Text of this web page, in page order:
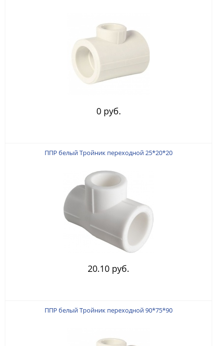
0 руб.
ППР белый Тройник переходной 25*20*20
20.10 руб.
ППР белый Тройник переходной 90*75*90